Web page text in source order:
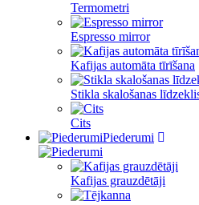
Termometri
Espresso mirror
Kafijas automāta tīrīšana
Stikla skalošanas
Cits
Piederumi
Kafijas grauzdētāji